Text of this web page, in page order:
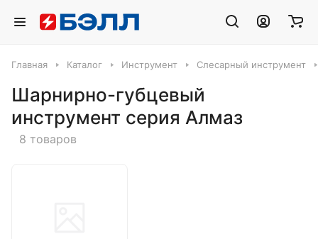
Главная Каталог Инструмент Слесарный инструмент
Шарнирно-губцевый
инструмент серия Алмаз
8 товаров